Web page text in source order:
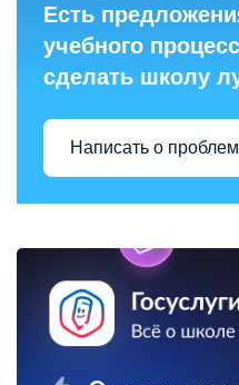
Есть
учебного
сделать школу
Написать о